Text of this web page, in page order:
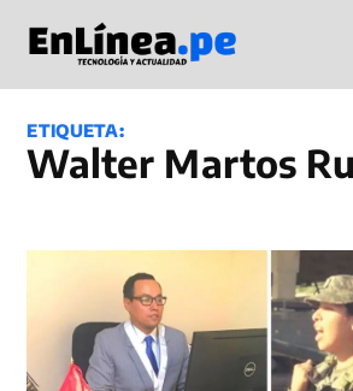
contenido
en
ETIQUETA:
Walter Martos